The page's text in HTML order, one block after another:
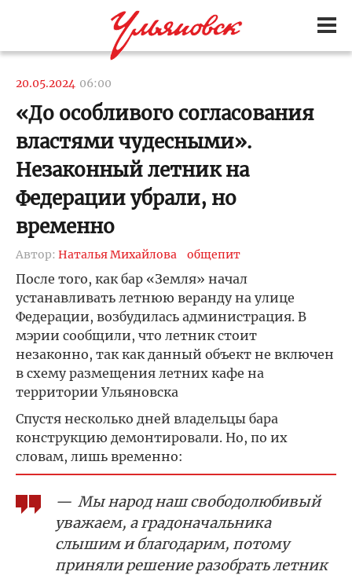
20.05.2024 06:00
«До особливого согласования
властями чудесными».
Незаконный летник на
Федерации убрали, но
временно
Автор: Наталья Михайлова общепит
После того, как бар «Земля» начал
устанавливать летнюю веранду на улице
Федерации, возбудилась администрация. В
мэрии сообщили, что летник стоит
незаконно, так как данный объект не включен
в схему размещения летних кафе на
территории Ульяновска
Спустя несколько дней владельцы бара
конструкцию демонтировали. Но, по их
словам, лишь временно:
— Мы народ наш свободолюбивый
уважаем, а градоначальника
слышим и благодарим, потому
приняли решение разобрать летник